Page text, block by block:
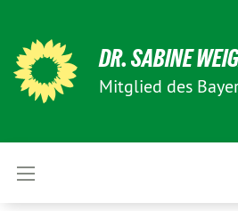
DR. SABINE
Mitglied des